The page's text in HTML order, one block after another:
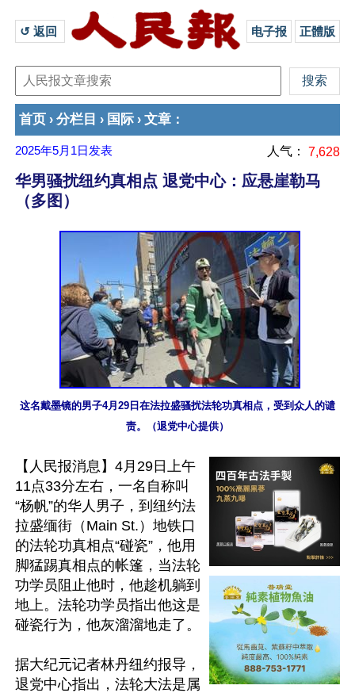
↺ 返回 电子报 正體版
首页 › 分栏目 › 国际 › 文章 ：
2025年5月1日 发表 人气： 7,628
华男骚扰纽约真相点 退党中心：应悬崖勒马
（多图）
这名戴墨镜的男子4月29日在法拉盛骚扰法轮功真相点，受到众人的谴
责。（退党中心提供）
【人民报消息】4月29日上午
11点33分左右，一名自称叫
“杨帆”的华人男子，到纽约法
拉盛缅街（Main St.）地铁口
的法轮功真相点“碰瓷”，他用
脚猛踢真相点的帐篷，当法轮
功学员阻止他时，他趁机躺到
地上。法轮功学员指出他这是
碰瓷行为，他灰溜溜地走了。
据大纪元记者林丹纽约报导，
退党中心指出，法轮大法是属